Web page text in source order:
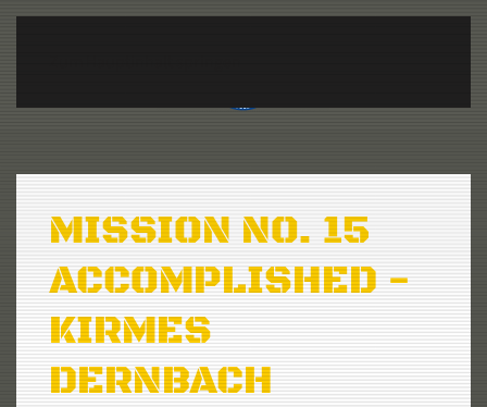
MISSION NO. 15
ACCOMPLISHED -
KIRMES
DERNBACH